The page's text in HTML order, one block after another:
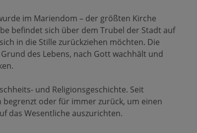
wurde im Mariendom – der größten Kirche
befindet sich über dem Trubel der Stadt auf
in die Stille zurückziehen möchten. Die
des Lebens, nach Gott wachhält und
und Religionsgeschichte. Seit
begrenzt oder für immer zurück, um einen
das Wesentliche auszurichten.